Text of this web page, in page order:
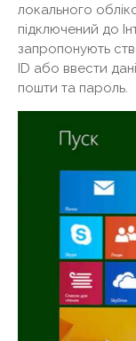
локального
підключений до
запропонують
ID або ввести
пошти та пароль.